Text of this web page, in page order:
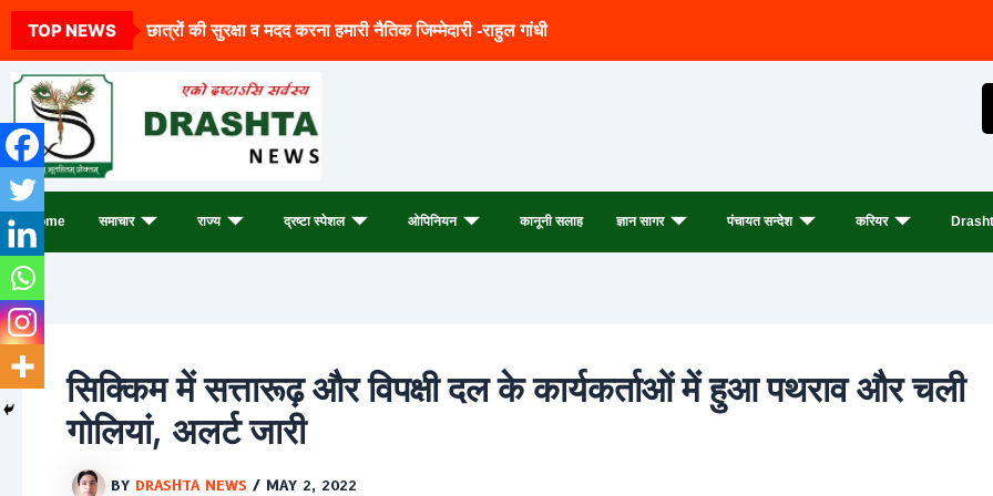
Skip
content
TOP NEWS छात्रों की सुरक्षा व मदद करना हमारी नैतिक जिम्मेदारी -राहुल गांधी
Home समाचार राज्य द्रष्टा स्पेशल ओपिनियन कानूनी सलाह ज्ञान सागर पंचायत सन्देश करियर
सिक्किम में सत्तारूढ़ और विपक्षी दल के कार्यकर्ताओं में हुआ पथराव और चली
गोलियां, अलर्ट जारी
BY DRASHTA NEWS / MAY 2, 2022
Archives